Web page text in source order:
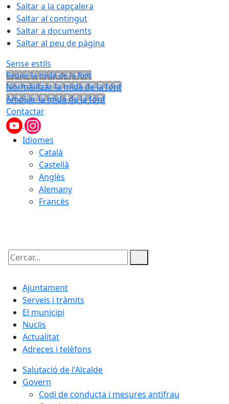
Saltar a la capçalera
Saltar al contingut
Saltar a documents
Saltar al peu de pàgina
Sense estils
Reduir la mida de la font
Normalitzar la mida de la font
Ampliar la mida de la font
Contactar
Idiomes
Català
Castellà
Anglès
Alemany
Francès
Cercar:
Ajuntament
Serveis i tràmits
El municipi
Nuclis
Actualitat
Adreces i telèfons
Salutació de l'Alcalde
Govern
Codi de conducta i mesures antifrau